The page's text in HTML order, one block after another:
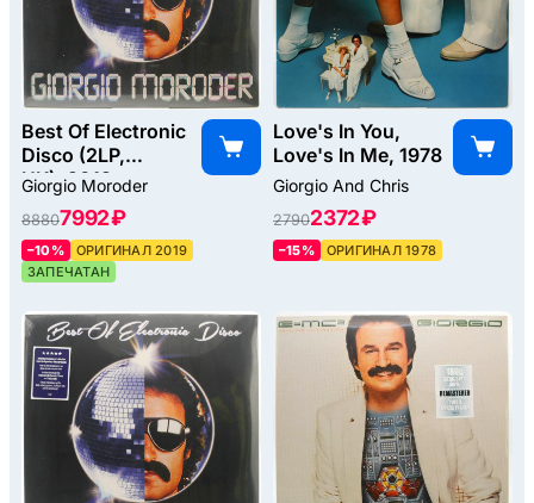
Best Of Electronic
Disco (2LP,
UK), 2019
Giorgio Moroder
88807992 ₽
–10%
ОРИГИНАЛ 2019
ЗАПЕЧАТАН
Love's In You,
Love's In Me, 1978
Giorgio And Chris
27902372 ₽
–15% ОРИГИНАЛ 1978